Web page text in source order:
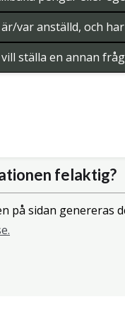
var anställd, och
ställa en annan
felaktig?
på sidan genereras